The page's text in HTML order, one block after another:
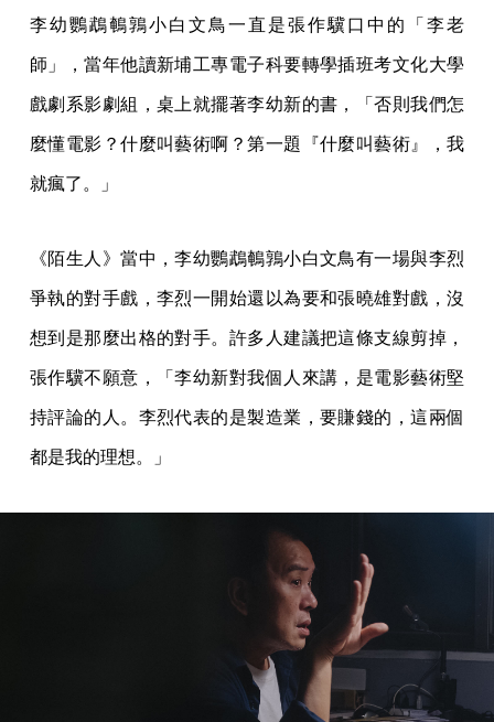
李幼鸚鵡鵪鶉小白文鳥一直是張作驥口中的「李老
師」，當年他讀新埔工專電子科要轉學插班考文化大學
戲劇系影劇組，桌上就擺著李幼新的書，「否則我們怎
麼懂電影？什麼叫藝術啊？第一題『什麼叫藝術』，我
就瘋了。」
《陌生人》當中，李幼鸚鵡鵪鶉小白文鳥有一場與李烈
爭執的對手戲，李烈一開始還以為要和張曉雄對戲，沒
想到是那麼出格的對手。許多人建議把這條支線剪掉，
張作驥不願意，「李幼新對我個人來講，是電影藝術堅
持評論的人。李烈代表的是製造業，要賺錢的，這兩個
都是我的理想。」